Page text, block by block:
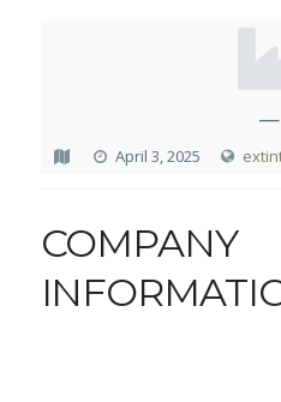
—
April 3, 2025
COMPANY